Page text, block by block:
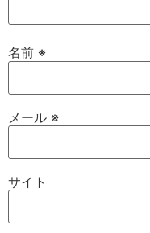
名前 ※
メール ※
サイト